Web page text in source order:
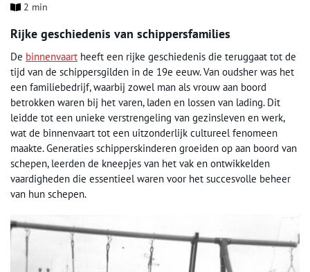
2 min
Rijke geschiedenis van schippersfamilies
De binnenvaart heeft een rijke geschiedenis die teruggaat tot de
tijd van de schippersgilden in de 19e eeuw. Van oudsher was het
een familiebedrijf, waarbij zowel man als vrouw aan boord
betrokken waren bij het varen, laden en lossen van lading. Dit
leidde tot een unieke verstrengeling van gezinsleven en werk,
wat de binnenvaart tot een uitzonderlijk cultureel fenomeen
maakte. Generaties schipperskinderen groeiden op aan boord van
schepen, leerden de kneepjes van het vak en ontwikkelden
vaardigheden die essentieel waren voor het succesvolle beheer
van hun schepen.